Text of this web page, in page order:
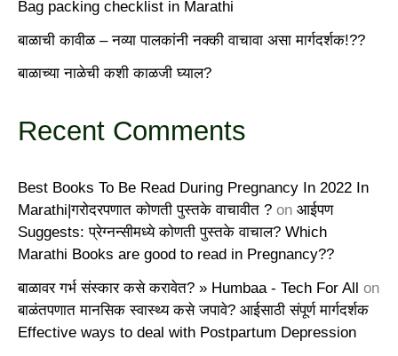
Bag packing checklist in Marathi
बाळाची कावीळ – नव्या पालकांनी नक्की वाचावा असा मार्गदर्शक!??
बाळाच्या नाळेची कशी काळजी घ्याल?
Recent Comments
Best Books To Be Read During Pregnancy In 2022 In
Marathi|गरोदरपणात कोणती पुस्तके वाचावीत ? on आईपण
Suggests: प्रेग्नन्सीमध्ये कोणती पुस्तके वाचाल? Which
Marathi Books are good to read in Pregnancy??
बाळावर गर्भ संस्कार कसे करावेत? » Humbaa - Tech For All on
बाळंतपणात मानसिक स्वास्थ्य कसे जपावे? आईसाठी संपूर्ण मार्गदर्शक
Effective ways to deal with Postpartum Depression